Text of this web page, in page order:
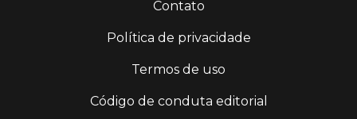
Contato
Política de privacidade
Termos de uso
Código de conduta editorial